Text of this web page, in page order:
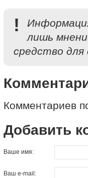
!
лишь
средство для
Комментариев
Добавить
Ваше имя:
Ваш e-mail: